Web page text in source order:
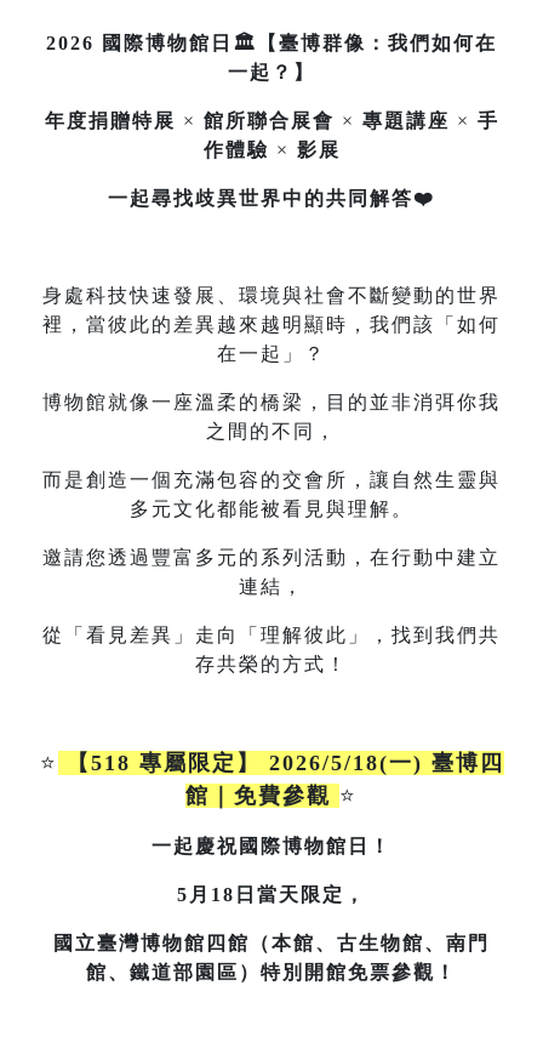
2026 國際博物館日🏛️【臺博群像：我們如何在
一起？】
年度捐贈特展 × 館所聯合展會 × 專題講座 × 手
作體驗 × 影展
一起尋找歧異世界中的共同解答❤️
身處科技快速發展、環境與社會不斷變動的世界
裡，當彼此的差異越來越明顯時，我們該「如何
在一起」？
博物館就像一座溫柔的橋梁，目的並非消弭你我
之間的不同，
而是創造一個充滿包容的交會所，讓自然生靈與
多元文化都能被看見與理解。
邀請您透過豐富多元的系列活動，在行動中建立
連結，
從「看見差異」走向「理解彼此」，找到我們共
存共榮的方式！
⭐
【518 專屬限定】 2026/5/18(一) 臺博四
館｜免費參觀 ⭐
一起慶祝國際博物館日！
5月18日當天限定，
國立臺灣博物館四館（本館、古生物館、南門
館、鐵道部園區）特別開館免票參觀！